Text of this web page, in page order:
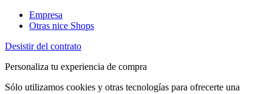
Empresa
Otras nice Shops
Desistir del contrato
Personaliza tu experiencia de compra
Sólo utilizamos cookies y otras tecnologías para ofrecerte una